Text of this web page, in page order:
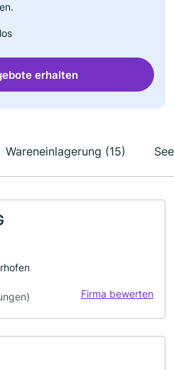
erhalten
Wareneinlagerung (15)
Firma bewerten